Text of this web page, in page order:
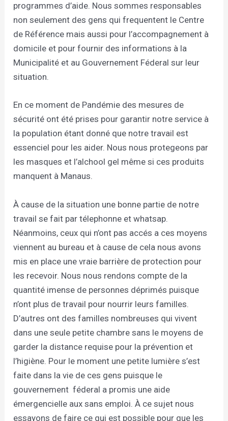
programmes d’aide. Nous sommes responsables
non seulement des gens qui frequentent le Centre
de Référence mais aussi pour l’accompagnement à
domicile et pour fournir des informations à la
Municipalité et au Gouvernement Féderal sur leur
situation.
En ce moment de Pandémie des mesures de
sécurité ont été prises pour garantir notre service à
la population étant donné que notre travail est
essenciel pour les aider. Nous nous protegeons par
les masques et l’alchool gel même si ces produits
manquent à Manaus.
À cause de la situation une bonne partie de notre
travail se fait par télephonne et whatsap.
Néanmoins, ceux qui n’ont pas accés a ces moyens
viennent au bureau et à cause de cela nous avons
mis en place une vraie barrière de protection pour
les recevoir. Nous nous rendons compte de la
quantité imense de personnes déprimés puisque
n’ont plus de travail pour nourrir leurs familles.
D’autres ont des familles nombreuses qui vivent
dans une seule petite chambre sans le moyens de
garder la distance requise pour la prévention et
l’higiène. Pour le moment une petite lumière s’est
faite dans la vie de ces gens puisque le
gouvernement féderal a promis une aide
émergencielle aux sans emploi. À ce sujet nous
essayons de faire ce qui est possible pour que les